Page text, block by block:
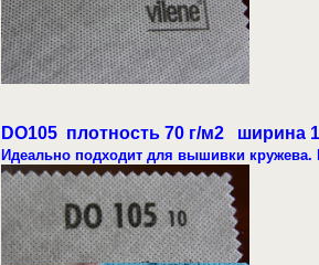
DО105 плотность 70 г/м2 ширина
Идеально подходит для вышивки кружева.